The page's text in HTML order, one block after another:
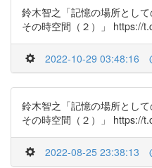
鈴木智之「記憶の場所とし
その時空間（２）」 https://
2022-10-29 03:48:16
鈴木智之「記憶の場所とし
その時空間（２）」 https://
2022-08-25 23:38:13